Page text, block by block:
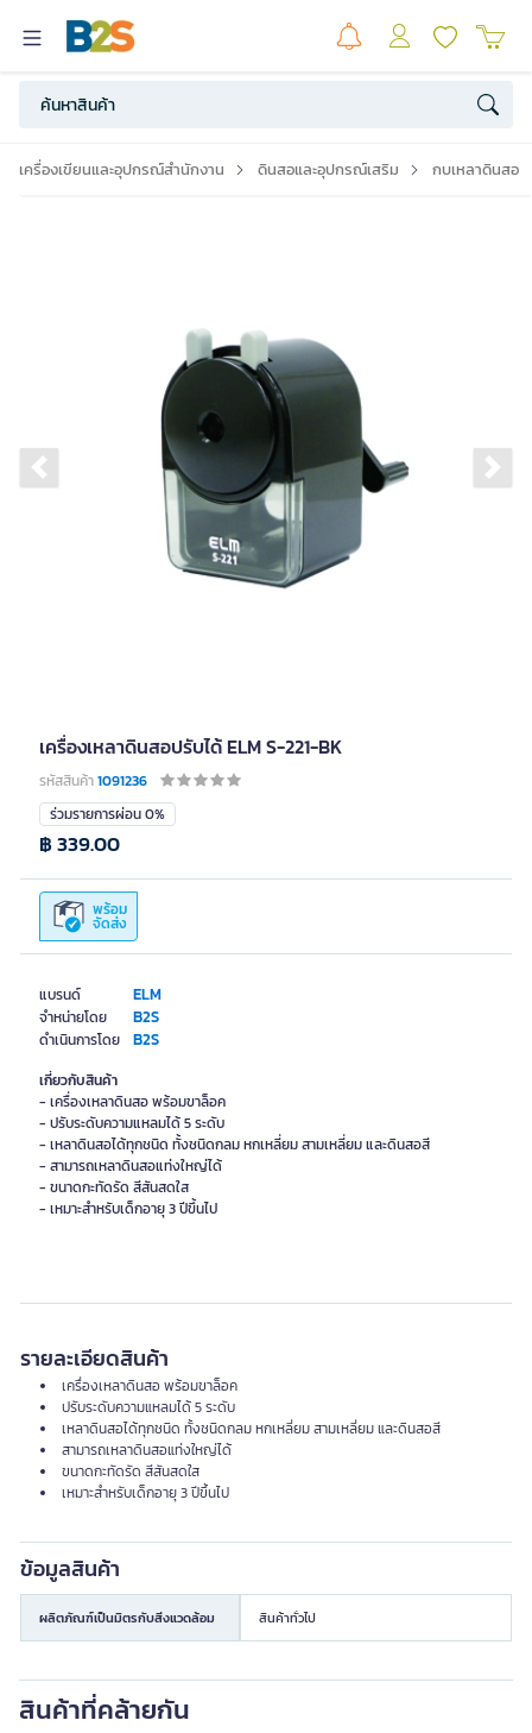
เครื่องเขียนและอุปกรณ์สำนักงาน ดินสอและอุปกรณ์เสริม กบเหลาดินสอ
Previous slide
เครื่องเหลาดินสอปรับได้ ELM S-221-BK
รหัสสินค้า1091236
แบรนด์ ELM
จำหน่ายโดย B2S
ดำเนินการโดย B2S
ร่วมรายการผ่อน 0%
พร้อม
จัดส่ง
฿ 339.00
เกี่ยวกับสินค้า
- เครื่องเหลาดินสอ พร้อมขาล็อค
- ปรับระดับความแหลมได้ 5 ระดับ
- เหลาดินสอได้ทุกชนิด ทั้งชนิดกลม หกเหลี่ยม สามเหลี่ยม และดินสอสี
- สามารถเหลาดินสอแท่งใหญ่ได้
- ขนาดกะทัดรัด สีสันสดใส
รายละเอียดสินค้า
เครื่องเหลาดินสอ พร้อมขาล็อค
ปรับระดับความแหลมได้ 5 ระดับ
เหลาดินสอได้ทุกชนิด ทั้งชนิดกลม หกเหลี่ยม สามเหลี่ยม และดินสอสี
สามารถเหลาดินสอแท่งใหญ่ได้
ขนาดกะทัดรัด สีสันสดใส
เหมาะสำหรับเด็กอายุ 3 ปีขึ้นไป
ข้อมูลสินค้า
ผลิตภัณฑ์เป็นมิตรกับสิ่งแวดล้อม สินค้าทั่วไป
สินค้าที่คล้ายกัน